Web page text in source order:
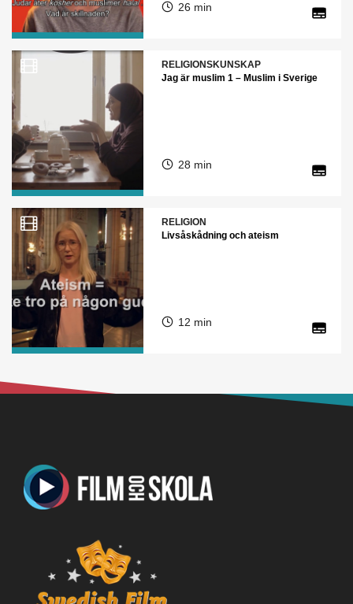
26 min
RELIGIONSKUNSKAP
Jag är muslim 1 – Muslim i Sverige
28 min
RELIGION
Livsåskådning och ateism
12 min